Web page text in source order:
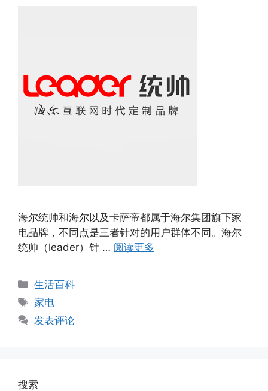
海尔统帅和海尔以及卡萨帝都属于海尔集团旗下家
电品牌，不同点是三者针对的用户群体不同。海尔
统帅（leader）针 … 阅读更多
分
类
生活百科
标
签
家电
发表评论
搜索